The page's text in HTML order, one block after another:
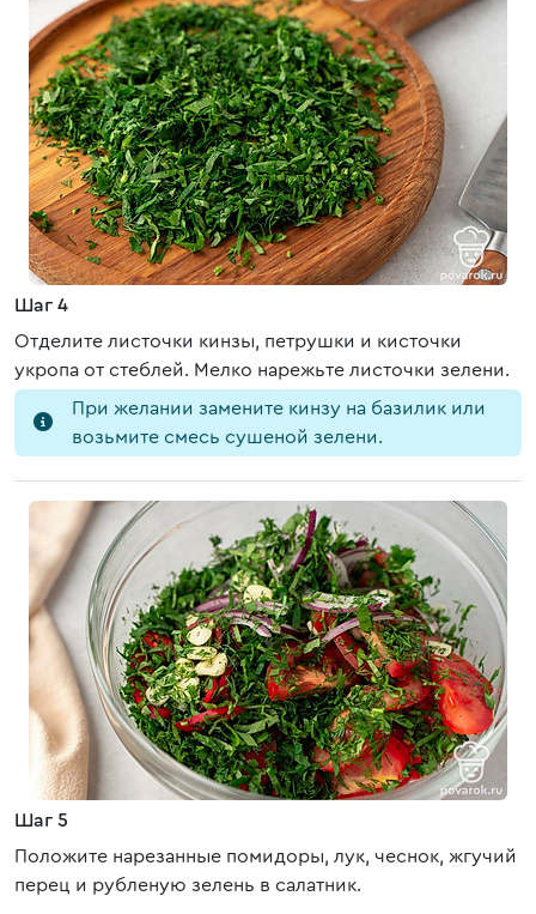
Шаг 4
Отделите листочки кинзы, петрушки и кисточки
укропа от стеблей. Мелко нарежьте листочки зелени.
При желании замените кинзу на базилик или
возьмите смесь сушеной зелени.
Шаг 5
Положите нарезанные помидоры, лук, чеснок, жгучий
перец и рубленую зелень в салатник.